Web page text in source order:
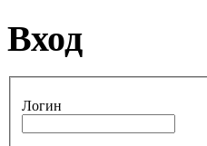
Вход
Логин